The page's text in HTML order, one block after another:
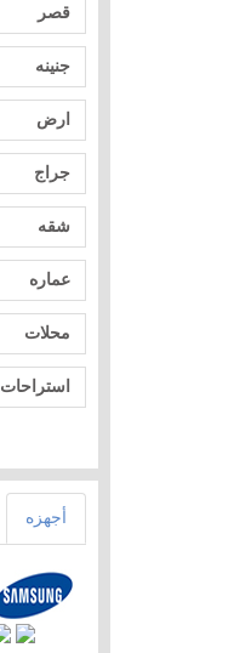
قصر
جنينه
ارض
جراج
شقه
عماره
محلات
استراحات
أجهزه